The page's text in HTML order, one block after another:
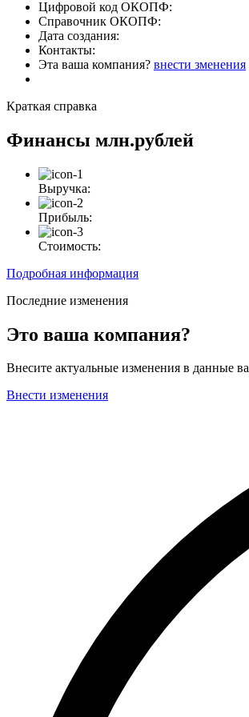
Цифровой код ОКОПФ:
Справочник ОКОПФ:
Дата создания:
Контакты:
Эта ваша компания? внести зменения
Краткая справка
Финансы млн.рублей
Выручка:
Прибыль:
Стоимость:
Подробная информация
Последние изменения
Это ваша компания?
Внесите актуальные изменения в данные
Внести изменения